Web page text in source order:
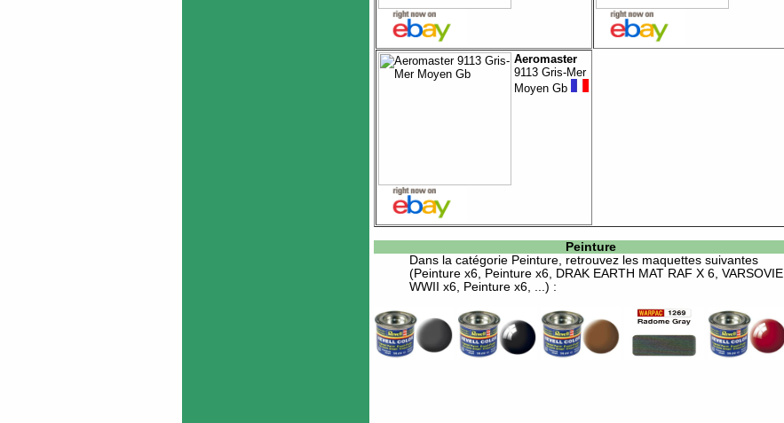
Aeromaster
9113 Gris-Mer
Moyen Gb
Peinture
Dans la catégorie Peinture, retrouvez les maquettes suivantes
(Peinture x6, Peinture x6, DRAK EARTH MAT RAF X 6, VARSOVIE
WWII x6, Peinture x6, ...) :